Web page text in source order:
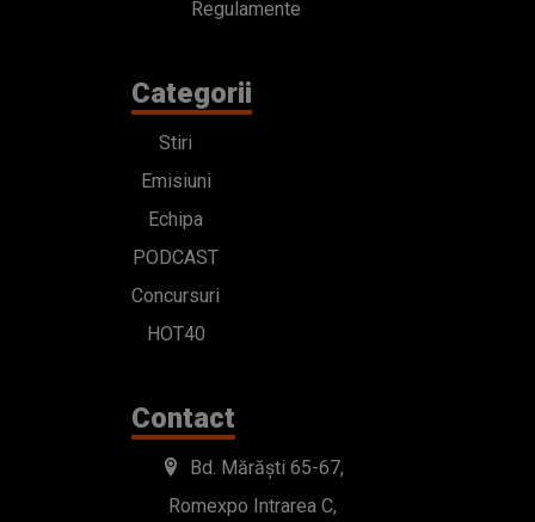
Regulamente
Categorii
Stiri
Emisiuni
Echipa
PODCAST
Concursuri
HOT40
Contact
Bd. Mărăști 65-67,
Romexpo Intrarea C,